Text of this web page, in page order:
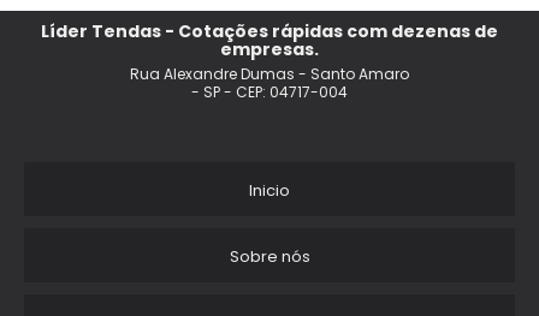
TENDA GALPAO PRECO
FORNECEDORES DE TENDAS PARA EVENTOS
Líder Tendas - Cotações rápidas com dezenas de
empresas.
Rua Alexandre Dumas - Santo Amaro
- SP - CEP: 04717-004
Inicio
Sobre nós